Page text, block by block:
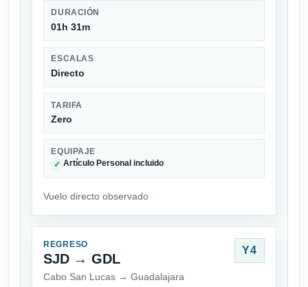
DURACIÓN
01h 31m
ESCALAS
Directo
TARIFA
Zero
EQUIPAJE
✓ Artículo Personal incluido
Vuelo directo observado
REGRESO
SJD → GDL
Cabo San Lucas → Guadalajara
Y4